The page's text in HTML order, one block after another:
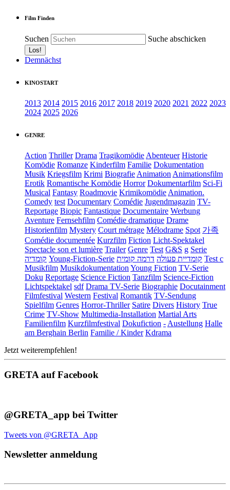
Film Finden
Suchen Suche abschicken
Demnächst
KINOSTART
2013 2014 2015 2016 2017 2018 2019 2020 2021 2022 2023
2024 2025 2026
GENRE
Action Thriller Drama Tragikomödie Abenteuer Historie
Komödie Romanze Kinderfilm Familie Dokumentation
Musik Kriegsfilm Krimi Biografie Animation Animationsfilm
Erotik Romantische Komödie Horror Dokumentarfilm Sci-Fi
Musical Fantasy Roadmovie Krimikomödie Animation.
Comedy test Documentary Comédie Jugendmagazin TV-
Reportage Biopic Fantastique Documentaire Werbung
Aventure Fernsehfilm Comédie dramatique Drame
Historienfilm Mystery Court métrage Mélodrame Spot 가족
Comédie documentée Kurzfilm Fiction Licht-Spektakel
Spectacle son et lumière Trailer Genre Test G&S g Serie
קומדיה Young-Fiction-Serie קומדיית פעולה דרמה קומית
Test c
Musikfilm Musikdokumentation Young Fiction TV-Serie
Doku Reportage Science Fiction Tanzfilm Science-Fiction
Lichtspektakel sdf Drama TV-Serie Biographie Docutainment
Filmfestival Western Festival Romantik TV-Sendung
Spielfilm Genres Horror-Thriller Satire Divers History True
Crime TV-Show Multimedia-Installation Martial Arts
Familienfilm Kurzfilmfestival Dokufiction - Austellung Halle
am Berghain Berlin Familie / Kinder Kdrama
Jetzt weiterempfehlen!
GRETA auf Facebook
@GRETA_app bei Twitter
Tweets von @GRETA_App
Newsletter anmeldung